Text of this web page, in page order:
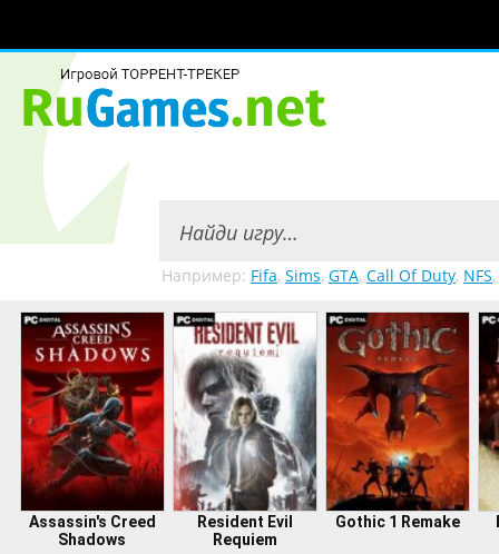
Например: Fifa, Sims, GTA, Call Of Duty, NFS,
Assassin's Creed
Shadows
Resident Evil
Requiem
Gothic 1 Remake